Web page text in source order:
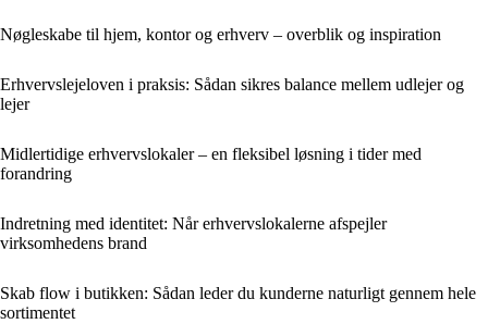
Nøgleskabe til hjem, kontor og erhverv – overblik og inspiration
Erhvervslejeloven i praksis: Sådan sikres balance mellem udlejer og
lejer
Midlertidige erhvervslokaler – en fleksibel løsning i tider med
forandring
Indretning med identitet: Når erhvervslokalerne afspejler
virksomhedens brand
Skab flow i butikken: Sådan leder du kunderne naturligt gennem hele
sortimentet